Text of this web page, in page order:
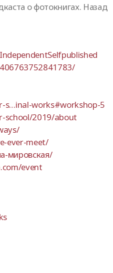
о фотокнигах. Назад
s…inal-works#workshop-5
school/2019/about
ever-meet/
мировская/
event